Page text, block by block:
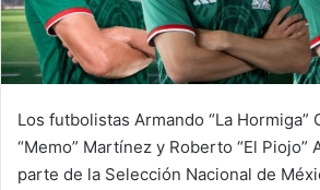
Los futbolistas Armando “La Hormiga”
“Memo” Martínez y Roberto “El Piojo”
parte de la Selección Nacional de